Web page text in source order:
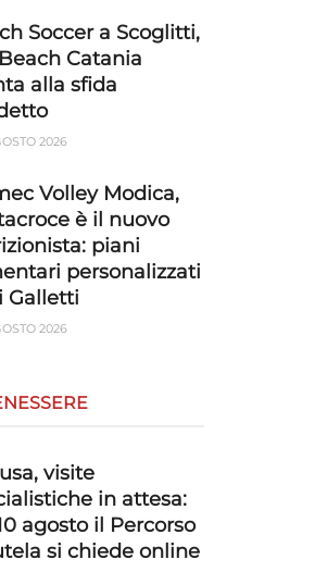
Soccer a Scoglitti,
Catania
alla sfida
2026
Volley Modica,
è il nuovo
piani
personalizzati
Galletti
2026
visite
in attesa:
agosto il Percorso
si chiede online